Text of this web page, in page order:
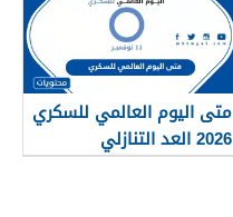
متى اليوم العالمي للسكري
2026 العد التنازلي